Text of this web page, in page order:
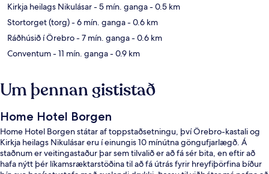
Kirkja heilags Nikulásar- 5 mín. ganga- 0.5 km
Stortorget (torg)- 6 mín. ganga- 0.6 km
Ráðhúsið í Örebro- 7 mín. ganga- 0.6 km
Conventum- 11 mín. ganga- 0.9 km
Um þennan gististað
Home Hotel Borgen
Home Hotel Borgen státar af toppstaðsetningu, því Örebro-kastali og
Kirkja heilags Nikulásar eru í einungis 10 mínútna göngufjarlægð. Á
staðnum er veitingastaður þar sem tilvalið er að fá sér bita, en eftir að
hafa nýtt þér líkamsræktarstöðina til að fá útrás fyrir hreyfiþörfina bíður